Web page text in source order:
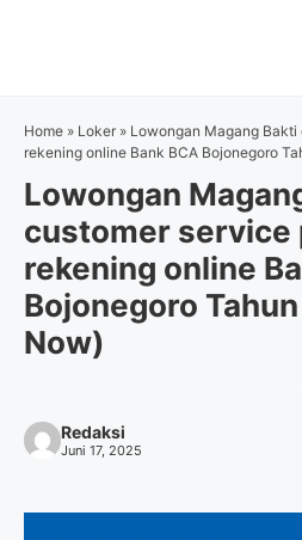
Home » Loker » Lowongan Magang
rekening online Bank BCA Bojonegoro
Lowongan
customer service
rekening online
Bojonegoro
Now)
Redaksi
Juni 17, 2025